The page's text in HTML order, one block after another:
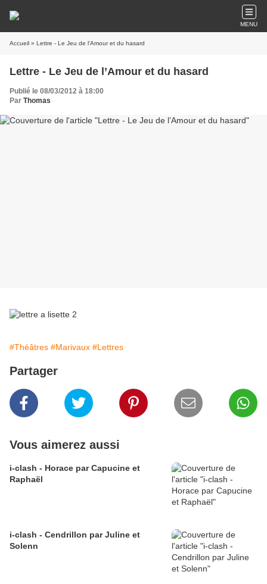
MENU
Accueil » Lettre - Le Jeu de l’Amour et du hasard
Lettre - Le Jeu de l’Amour et du hasard
Publié le 08/03/2012 à 18:00
Par Thomas
#Théâtres #Marivaux #Lettres
Partager
Vous aimerez aussi
i-clash - Horace par Capucine et
Raphaël
i-clash - Cendrillon par Juline et
Solenn